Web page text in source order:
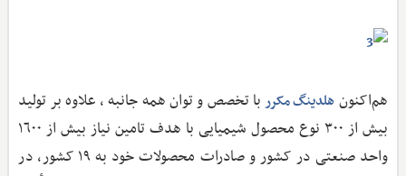
هم‌اکنونهلدینگ مکرربا تخصص و توان همه جانبه ، علاوه بر تولید
بیش از ٣٠٠ نوع محصول شیمیایی با هدف تامین نیاز بیش از ١٦٠٠
واحد صنعتی در کشور و صادرات محصولات خود به ١٩ کشور، در